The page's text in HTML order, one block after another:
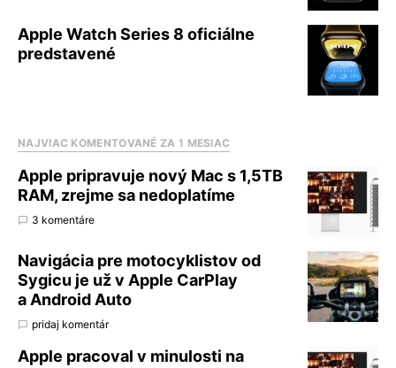
Apple Watch Series 8 oficiálne
predstavené
NAJVIAC KOMENTOVANÉ ZA 1 MESIAC
Apple pripravuje nový Mac s 1,5TB
RAM, zrejme sa nedoplatíme
3 komentáre
Navigácia pre motocyklistov od
Sygicu je už v Apple CarPlay
a Android Auto
pridaj komentár
Apple pracoval v minulosti na